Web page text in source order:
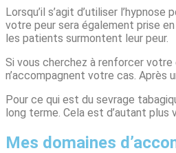
Lorsqu’il s’agit d’utiliser
votre peur sera également prise
les patients surmontent leur peur.
Si vous cherchez à renforcer votre
n’accompagnent votre cas. Après
Pour ce qui est du sevrage
long terme. Cela est d’autant plus
Mes domaines